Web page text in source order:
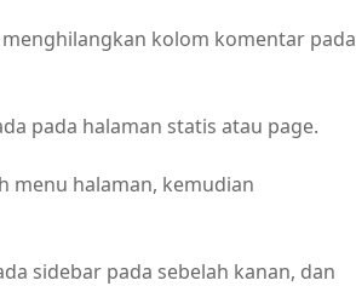
kolom komentar pada
pada halaman statis atau page.
menu halaman, kemudian
sidebar pada sebelah kanan, dan